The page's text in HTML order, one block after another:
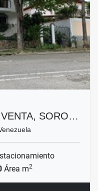
SORO…
Área m2